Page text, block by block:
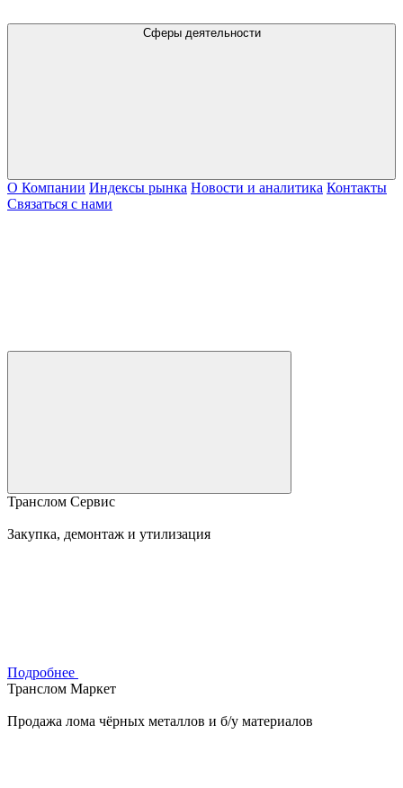
Сферы деятельности
О Компании Индексы рынка Новости и аналитика Контакты
Связаться с нами
Транслом Сервис
Закупка, демонтаж и утилизация
Подробнее
Транслом Маркет
Продажа лома чёрных металлов и б/у материалов